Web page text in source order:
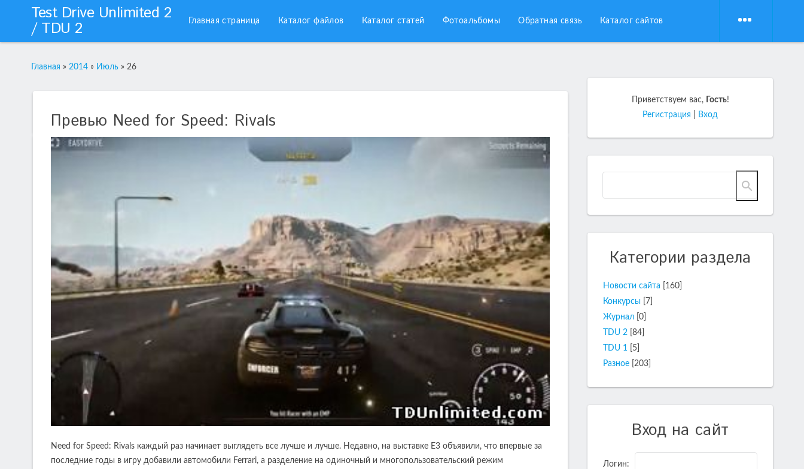
Test Drive Unlimited 2
/ TDU 2 Главная страница Каталог файлов Каталог статей Фотоальбомы Обратная связь Каталог сайтов
Главная » 2014 » Июль » 26
Превью Need for Speed: Rivals
Need for Speed: Rivals каждый раз начинает выглядеть все лучше и лучше. Недавно, на выставке E3 объявили, что впервые за
последние годы в игру добавили автомобили Ferrari, а разделение на одиночный и многопользовательский режим
Приветствуем вас, Гость!
Регистрация
Вход
Категории раздела
Новости сайта
[160]
Конкурсы
[7]
Журнал [0]
TDU 2 [84]
TDU 1
[5]
Разное [203]
Вход на сайт
Логин: